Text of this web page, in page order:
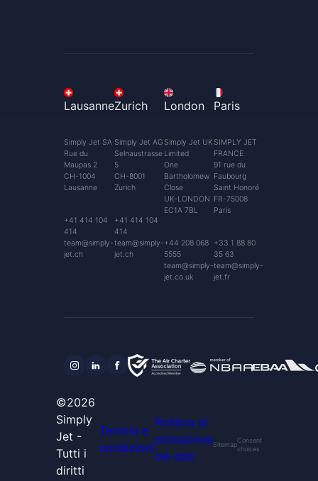
Lausanne
Simply Jet SA
Rue du
Maupas 2
CH-1004
Lausanne
+41 414 104
414
team@simply-
jet.ch
Zurich
Simply Jet AG
Selnaustrasse
5
CH-8001
Zurich
+41 414 104
414
team@simply-
jet.ch
London
Simply Jet UK
Limited
One
Bartholomew
Close
UK-LONDON
EC1A 7BL
+44 208 068
5555
team@simply-
jet.co.uk
Paris
SIMPLY JET
FRANCE
91 rue du
Faubourg
Saint Honoré
FR-75008
Paris
+33 1 88 80
35 63
team@simply-
jet.fr
©2026
Simply
Jet -
Tutti i
diritti
Termini e
condizioni
Politica di
protezione
dei dati
Sitemap
Consent
choices